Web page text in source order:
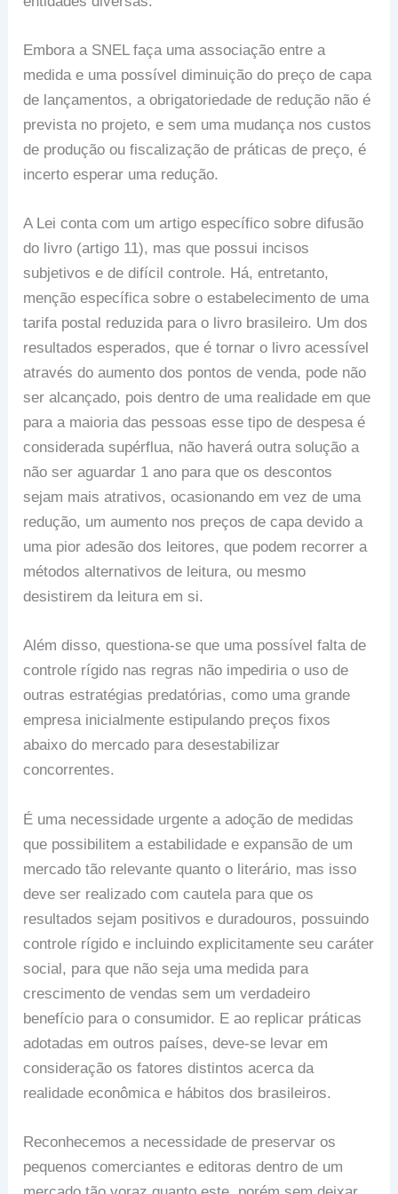
Embora a SNEL faça uma associação entre a
medida e uma possível diminuição do preço de capa
de lançamentos, a obrigatoriedade de redução não é
prevista no projeto, e sem uma mudança nos custos
de produção ou fiscalização de práticas de preço, é
incerto esperar uma redução.
A Lei conta com um artigo específico sobre difusão
do livro (artigo 11), mas que possui incisos
subjetivos e de difícil controle. Há, entretanto,
menção específica sobre o estabelecimento de uma
tarifa postal reduzida para o livro brasileiro. Um dos
resultados esperados, que é tornar o livro acessível
através do aumento dos pontos de venda, pode não
ser alcançado, pois dentro de uma realidade em que
para a maioria das pessoas esse tipo de despesa é
considerada supérflua, não haverá outra solução a
não ser aguardar 1 ano para que os descontos
sejam mais atrativos, ocasionando em vez de uma
redução, um aumento nos preços de capa devido a
uma pior adesão dos leitores, que podem recorrer a
métodos alternativos de leitura, ou mesmo
desistirem da leitura em si.
Além disso, questiona-se que uma possível falta de
controle rígido nas regras não impediria o uso de
outras estratégias predatórias, como uma grande
empresa inicialmente estipulando preços fixos
abaixo do mercado para desestabilizar
concorrentes.
É uma necessidade urgente a adoção de medidas
que possibilitem a estabilidade e expansão de um
mercado tão relevante quanto o literário, mas isso
deve ser realizado com cautela para que os
resultados sejam positivos e duradouros, possuindo
controle rígido e incluindo explicitamente seu caráter
social, para que não seja uma medida para
crescimento de vendas sem um verdadeiro
benefício para o consumidor. E ao replicar práticas
adotadas em outros países, deve-se levar em
consideração os fatores distintos acerca da
realidade econômica e hábitos dos brasileiros.
Reconhecemos a necessidade de preservar os
pequenos comerciantes e editoras dentro de um